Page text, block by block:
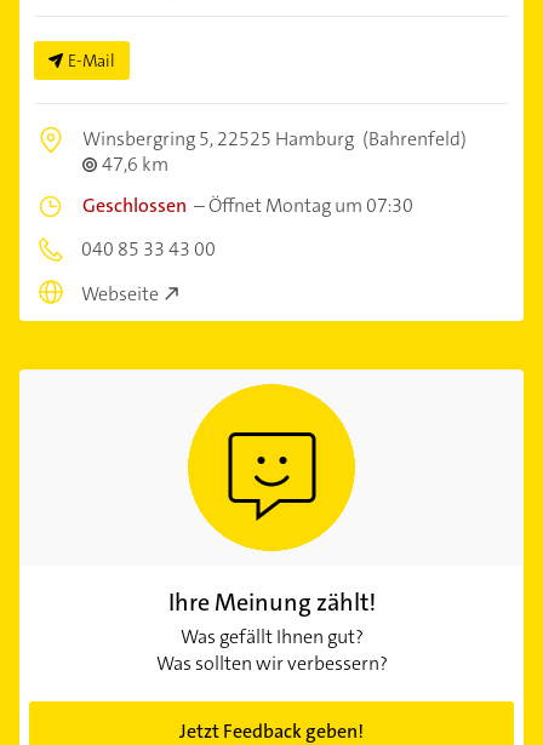
E-Mail
Winsbergring 5,22525 Hamburg (Bahrenfeld)
47,6 km
Geschlossen –Öffnet Montag um 07:30
040 85 33 43 00
Webseite
Ihre Meinung zählt!
Was gefällt Ihnen gut?
Was sollten wir verbessern?
Jetzt Feedback geben!